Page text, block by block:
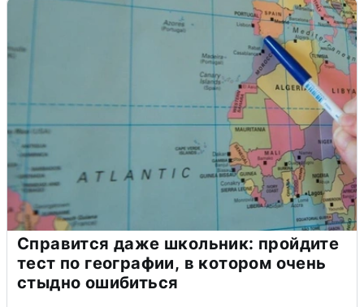
Справится даже школьник: пройдите
тест по географии, в котором очень
стыдно ошибиться